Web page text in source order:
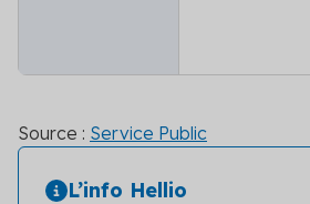
Source : Service Public
L’info Hellio